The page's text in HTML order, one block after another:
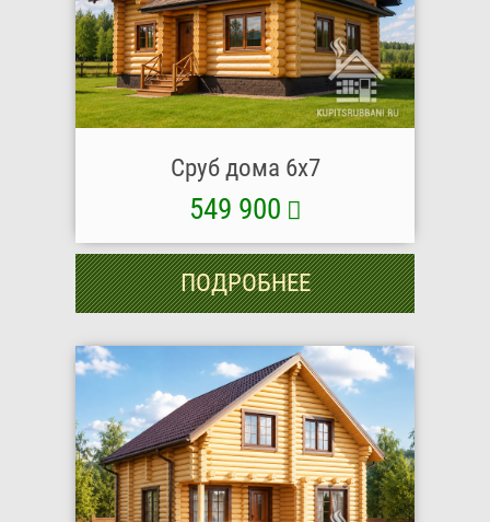
Сруб дома 6х7
549 900
ПОДРОБНЕЕ